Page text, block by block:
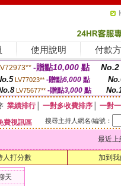
使用說明 付款
-贈點10,000 點 No.2
LV77023** -贈點6,000點
LV75677** -贈點3,000點
業績排行│ 一對多收費排序
一對
費視訊區 搜尋主持人網名/編號：
最近上
人打分數 加到
天